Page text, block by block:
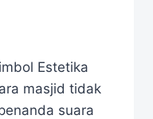
Estetika
masjid tidak
suara